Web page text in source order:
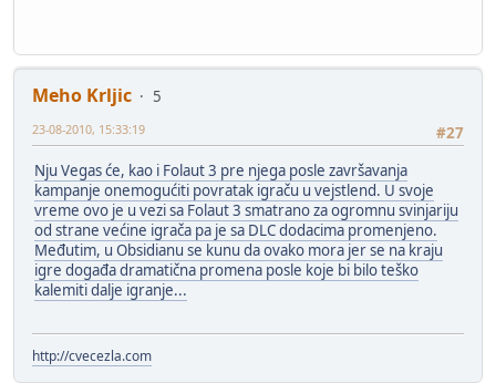
Meho Krljic
5
#27
23-08-2010, 15:33:19
Nju Vegas će, kao i Folaut 3 pre njega posle završavanja
kampanje onemogućiti povratak igraču u vejstlend. U svoje
vreme ovo je u vezi sa Folaut 3 smatrano za ogromnu svinjariju
od strane većine igrača pa je sa DLC dodacima promenjeno.
Međutim, u Obsidianu se kunu da ovako mora jer se na kraju
igre događa dramatična promena posle koje bi bilo teško
kalemiti dalje igranje...
http://cvecezla.com